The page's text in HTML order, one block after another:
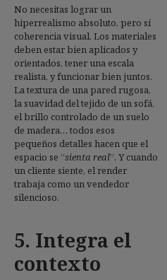
No necesitas lograr un
hiperrealismo absoluto, pero sí
coherencia visual. Los materiales
deben estar bien aplicados y
orientados, tener una escala
realista, y funcionar bien juntos.
La textura de una pared rugosa,
la suavidad del tejido de un sofá,
el brillo controlado de un suelo
de madera… todos esos
pequeños detalles hacen que el
espacio se “sienta real”. Y cuando
un cliente siente, el render
trabaja como un vendedor
silencioso.
5. Integra el
contexto